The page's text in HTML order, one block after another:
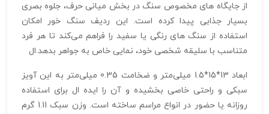
از جایگاه‌ های مخصوص سنگ در بخش میانی حرف، جلوه‌ بصری
بسیار جذابی پیدا کرده است. این ردیف سنگ‌ خور امکان
استفاده از سنگ‌ های رنگی یا سفید را فراهم می‌کند تا هر فرد
متناسب با سلیقه شخصی خود، نمایی خاص به جواهر بدهد.ال
ابعاد 13*15*1.5 میلی‌متر و ضخامت 0.35 میلی‌متر به این آویز
سبکی و راحتی خاصی بخشیده و آن را ایده ال برای استفاده
روزانه یا حضور در انواع مراسم ساخته است. وزن سبک 1.11 گرم